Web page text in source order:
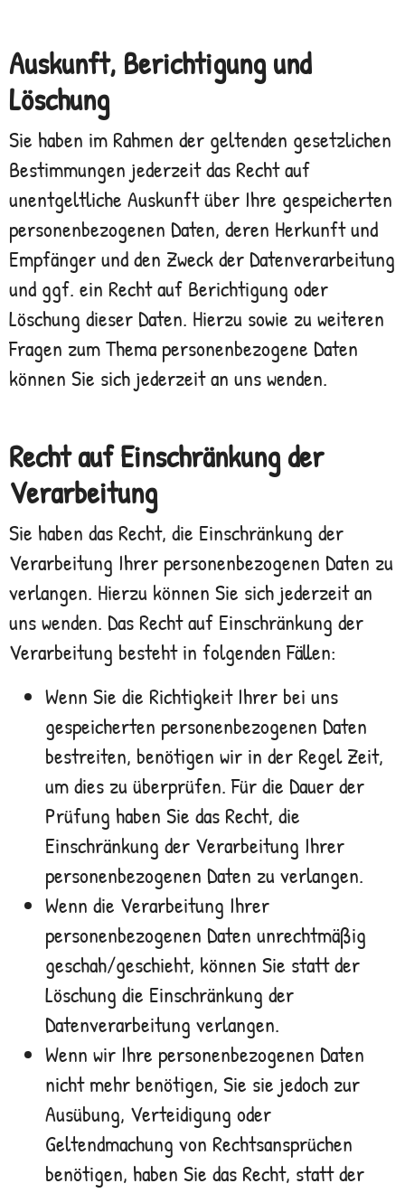
Auskunft, Berichtigung und
Löschung
Sie haben im Rahmen der geltenden gesetzlichen
Bestimmungen jederzeit das Recht auf
unentgeltliche Auskunft über Ihre gespeicherten
personenbezogenen Daten, deren Herkunft und
Empfänger und den Zweck der Datenverarbeitung
und ggf. ein Recht auf Berichtigung oder
Löschung dieser Daten. Hierzu sowie zu weiteren
Fragen zum Thema personenbezogene Daten
können Sie sich jederzeit an uns wenden.
Recht auf Einschränkung der
Verarbeitung
Sie haben das Recht, die Einschränkung der
Verarbeitung Ihrer personenbezogenen Daten zu
verlangen. Hierzu können Sie sich jederzeit an
uns wenden. Das Recht auf Einschränkung der
Verarbeitung besteht in folgenden Fällen:
Wenn Sie die Richtigkeit Ihrer bei uns
gespeicherten personenbezogenen Daten
bestreiten, benötigen wir in der Regel Zeit,
um dies zu überprüfen. Für die Dauer der
Prüfung haben Sie das Recht, die
Einschränkung der Verarbeitung Ihrer
personenbezogenen Daten zu verlangen.
Wenn die Verarbeitung Ihrer
personenbezogenen Daten unrechtmäßig
geschah/geschieht, können Sie statt der
Löschung die Einschränkung der
Datenverarbeitung verlangen.
Wenn wir Ihre personenbezogenen Daten
nicht mehr benötigen, Sie sie jedoch zur
Ausübung, Verteidigung oder
Geltendmachung von Rechtsansprüchen
benötigen, haben Sie das Recht, statt der